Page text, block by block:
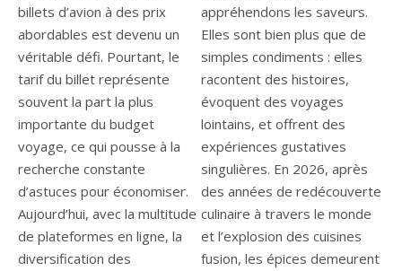
billets d’avion à des prix
abordables est devenu un
véritable défi. Pourtant, le
tarif du billet représente
souvent la part la plus
importante du budget
voyage, ce qui pousse à la
recherche constante
d’astuces pour économiser.
Aujourd’hui, avec la multitude
de plateformes en ligne, la
diversification des
appréhendons les saveurs.
Elles sont bien plus que de
simples condiments : elles
racontent des histoires,
évoquent des voyages
lointains, et offrent des
expériences gustatives
singulières. En 2026, après
des années de redécouverte
culinaire à travers le monde
et l’explosion des cuisines
fusion, les épices demeurent